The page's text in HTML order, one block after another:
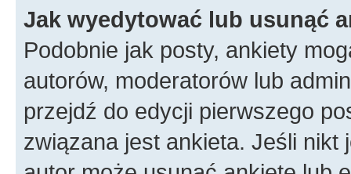
Jak wyedytować lub usunąć
Podobnie jak posty, ankiety
autorów, moderatorów lub
przejdź do edycji pierwszego
związana jest ankieta. Jeśli nikt